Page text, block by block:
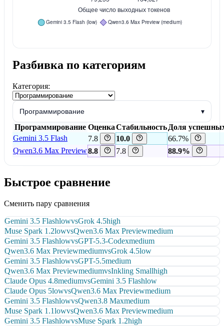
Разбивка по категориям
Категория:
Программирование ▾
Программирование ОценкаСтабильность Доля
Gemini 3.5 Flash
7.8 10.0
66.7%
Qwen3.6 Max Preview8.8 7.8 88.9%
Быстрое сравнение
Сменить пару сравнения
Gemini 3.5 FlashlowvsGrok 4.5high
Muse Spark 1.2lowvsQwen3.6 Max Previewmedium
Gemini 3.5 FlashlowvsGPT-5.3-Codexmedium
Qwen3.6 Max PreviewmediumvsGrok 4.5low
Gemini 3.5 FlashlowvsGPT-5.5medium
Qwen3.6 Max PreviewmediumvsInkling Smallhigh
Claude Opus 4.8mediumvsGemini 3.5 Flashlow
Claude Opus 5lowvsQwen3.6 Max Previewmedium
Gemini 3.5 FlashlowvsQwen3.8 Maxmedium
Muse Spark 1.1lowvsQwen3.6 Max Previewmedium
Gemini 3.5 FlashlowvsMuse Spark 1.2high